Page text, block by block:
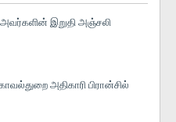
இறுதி அஞ்சலி
அதிகாரி பிரான்சில்